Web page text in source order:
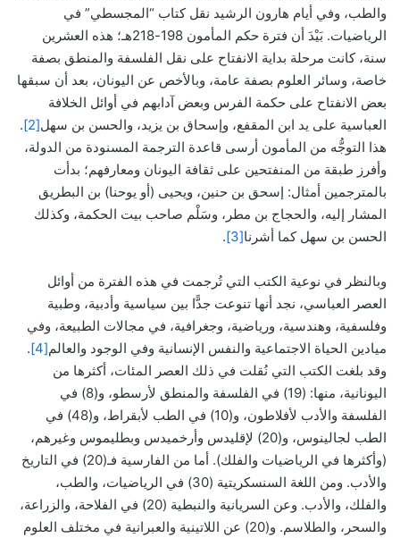
والطب، وفي أيام هارون الرشيد نقل كتاب “المجسطي” في
الرياضيات. بَيْدَ أن فترة حكم المأمون 198-218هـ؛ هذه العشرين
سنة، كانت مرحلة بداية الانفتاح على نقل الفلسفة والمنطق بصفة
خاصة، وسائر العلوم بصفة عامة، وبالأخص عن اليونان، بعد أن سبقها
بعض الانفتاح على حكمة الفرس وبعض آدابهم في أوائل الخلافة
العباسية على يد ابن المقفع، وإسحاق بن يزيد، والحسن بن سهل[2]
.
هذا التوجُّه من المأمون أرسى قاعدة الترجمة المسنودة من الدولة،
وأفرز طبقة من المنفتحين على ثقافة اليونان ومعارفهم؛ بدأت
بالمترجمين أمثال: إسحق بن حنين، ويحيى (أو يوحنا) بن البطريق
المشار إليه، والحجاج بن مطر، وسَلْم صاحب بيت الحكمة، وكذلك
الحسن بن سهل كما أشرنا[3]
.
وبالنظر في نوعية الكتب التي تُرجمت في هذه الفترة من أوائل
العصر العباسي، نجد أنها تنوعت جدًّا بين سياسية وأدبية، وطبية
وفلسفية، وهندسية، ورياضية، وجغرافية، في مجالات الطبيعة، وفي
ميادين الحياة الاجتماعية والنفس الإنسانية وفي الوجود والعالم[4]
.
وقد بلغت الكتب التي نُقلت في ذلك العصر المئات، أكثرها من
اليونانية، منها: (19) في الفلسفة والمنطق لأرسطو، و(8) في
الفلسفة والأدب لأفلاطون، و(10) في الطب لأبقراط، و(48) في
الطب لجالينوس، و(20) لإقليدس وأرخميدس وبطليموس وغيرهم،
(وأكثرها في الرياضيات والفلك). أما من الفارسية فـ(20) في التاريخ
والأدب. ومن اللغة السنسكريتية (30) في الرياضيات، والطب،
والفلك، والأدب. وعن السريانية والنبطية (20) في الفلاحة، والزراعة،
والسحر، والطلاسم. و(20) عن اللاتينية والعبرانية في مختلف العلوم